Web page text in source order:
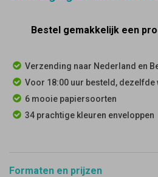
Bestel gemakkelijk een
Verzending naar Nederland en
Voor 18:00 uur besteld,
6 mooie papiersoorten
34 prachtige kleuren enveloppen
Formaten en prijzen